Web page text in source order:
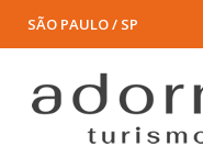
SÃO PAULO / SP